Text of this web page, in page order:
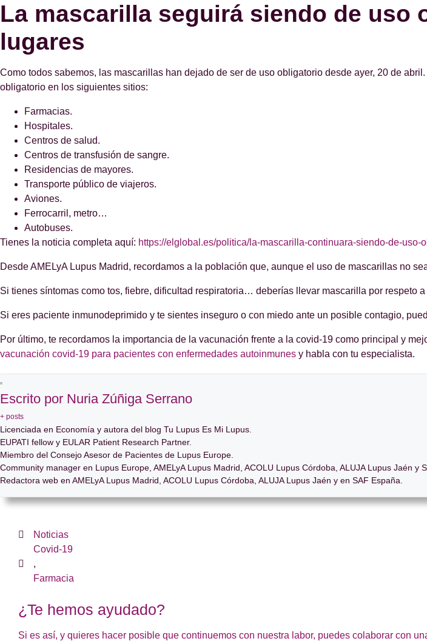
La mascarilla seguirá siendo de uso
lugares
Como todos sabemos, las mascarillas han dejado de ser de uso obligatorio desde ayer, 20 de
obligatorio en los siguientes sitios:
Farmacias.
Hospitales.
Centros de salud.
Centros de transfusión de sangre.
Residencias de mayores.
Transporte público de viajeros.
Aviones.
Ferrocarril, metro…
Autobuses.
Tienes la noticia completa aquí: https://elglobal.es/politica/la-mascarilla-continuara-siendo-de-uso-
Desde AMELyA Lupus Madrid, recordamos a la población que, aunque el uso de mascarillas no
Si tienes síntomas como tos, fiebre, dificultad respiratoria… deberías llevar mascarilla por respeto
Si eres paciente inmunodeprimido y te sientes inseguro o con miedo ante un posible contagio,
Por último, te recordamos la importancia de la vacunación frente a la covid-19 como principal y
vacunación covid-19 para pacientes con enfermedades autoinmunes y habla con tu especialista.
Escrito por Nuria Zúñiga Serrano
+ posts
Licenciada en Economía y autora del blog Tu Lupus Es Mi Lupus.
EUPATI fellow y EULAR Patient Research Partner.
Miembro del Consejo Asesor de Pacientes de Lupus Europe.
Community manager en Lupus Europe, AMELyA Lupus Madrid, ACOLU Lupus Córdoba, ALUJA Lupus Jaén y
Redactora web en AMELyA Lupus Madrid, ACOLU Lupus Córdoba, ALUJA Lupus Jaén y en SAF España.
Noticias
Covid-19
,
Farmacia
¿Te hemos ayudado?
Si es así, y quieres hacer posible que continuemos con nuestra labor, puedes colaborar con